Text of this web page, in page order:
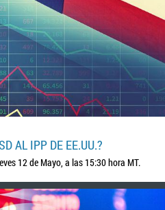
AL IPP DE EE.UU.?
12 de Mayo, a las 15:30 hora MT.